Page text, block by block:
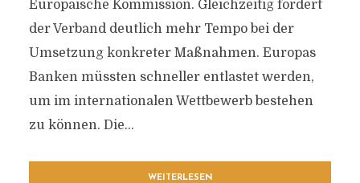
Europäische Kommission. Gleichzeitig fordert
der Verband deutlich mehr Tempo bei der
Umsetzung konkreter Maßnahmen. Europas
Banken müssten schneller entlastet werden,
um im internationalen Wettbewerb bestehen
zu können. Die...
WEITERLESEN